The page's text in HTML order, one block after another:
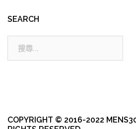
SEARCH
COPYRIGHT © 2016-2022